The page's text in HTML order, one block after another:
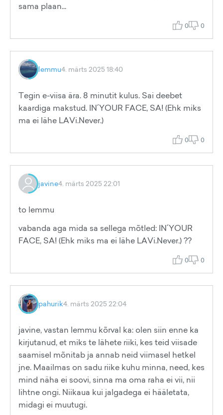
sama plaan...
0 0
lemmu4. märts 2025 18:40
Tegin e-viisa ära. 8 minutit kulus. Sai deebet
kaardiga makstud. IN´YOUR FACE, SA! (Ehk miks
ma ei lähe LAVi.Never.)
0 0
javine4. märts 2025 22:01
to lemmu
vabanda aga mida sa sellega mõtled: IN´YOUR
FACE, SA! (Ehk miks ma ei lähe LAVi.Never.) ??
0 0
pahurik4. märts 2025 22:04
javine, vastan lemmu kõrval ka: olen siin enne ka
kirjutanud, et miks te lähete riiki, kes teid viisade
saamisel mõnitab ja annab neid viimasel hetkel
jne. Maailmas on sadu riike kuhu minna, need, kes
mind näha ei soovi, sinna ma oma raha ei vii, nii
lihtne ongi. Niikaua kui jalgadega ei hääletata,
midagi ei muutugi.